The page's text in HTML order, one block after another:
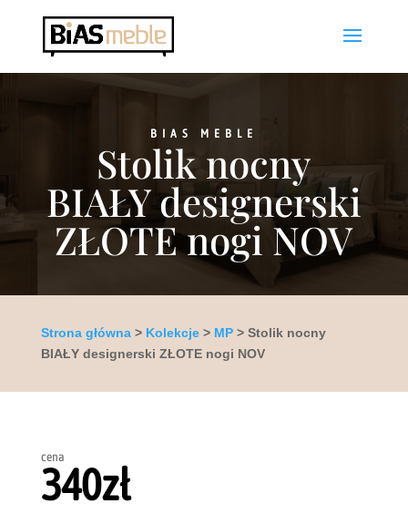
BIAS MEBLE
Stolik nocny
BIAŁY designerski
ZŁOTE nogi NOV
Strona główna> Kolekcje> MP> Stolik nocny
BIAŁY designerski ZŁOTE nogi NOV
cena
340zł